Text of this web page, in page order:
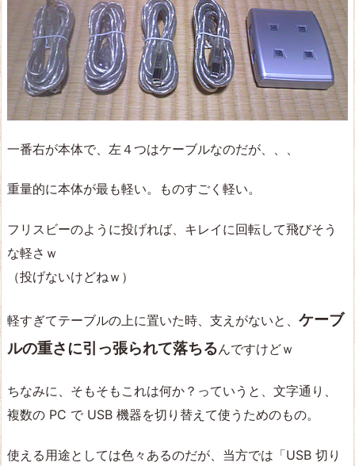
一番右が本体で、左４つはケーブルなのだが、、、
重量的に本体が最も軽い。ものすごく軽い。
フリスビーのように投げれば、キレイに回転して飛びそう
な軽さｗ
（投げないけどねｗ）
軽すぎてテーブルの上に置いた時、支えがないと、 ケーブ
ルの重さに引っ張られて落ちるんですけどｗ
ちなみに、そもそもこれは何か？っていうと、文字通り、
複数の PC で USB 機器を切り替えて使うためのもの。
使える用途としては色々あるのだが、当方では「USB 切り